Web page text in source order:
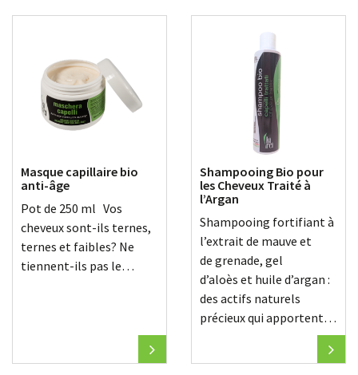
Masque capillaire bio
anti-âge
Pot de 250 ml Vos
cheveux sont-ils ternes,
ternes et faibles? Ne
tiennent-ils pas le…
Shampooing Bio pour
les Cheveux Traité à
l’Argan
Shampooing fortifiant à
l’extrait de mauve et
de grenade, gel
d’aloès et huile d’argan :
des actifs naturels
précieux qui apportent…